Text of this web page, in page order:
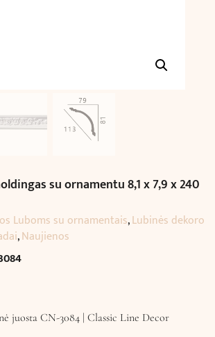
su ornamentu 8,1 x 7,9 x 240
Luboms su ornamentais,Lubinės dekoro
,Naujienos
juosta CN-3084 | Classic Line Decor